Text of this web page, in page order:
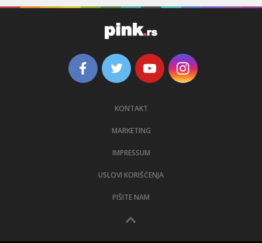
KONTAKT
MARKETING
IMPRESSUM
USLOVI KORIŠĆENJA
PIŠITE NAM